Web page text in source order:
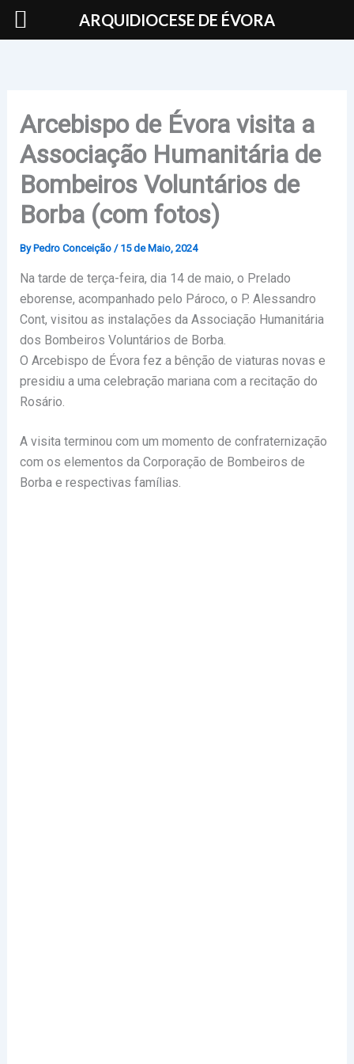
Skip
Arcebispo de Évora visita a
Associação Humanitária de
Bombeiros Voluntários de
Borba (com fotos)
By Pedro Conceição / 15 de Maio, 2024
Na tarde de terça-feira, dia 14 de maio, o Prelado
eborense, acompanhado pelo Pároco, o P. Alessandro
Cont, visitou as instalações da Associação Humanitária
dos Bombeiros Voluntários de Borba.
O Arcebispo de Évora fez a bênção de viaturas novas e
presidiu a uma celebração mariana com a recitação do
Rosário.
A visita terminou com um momento de confraternização
com os elementos da Corporação de Bombeiros de
Borba e respectivas famílias.
ARQUIDIOCESE DE ÉVORA